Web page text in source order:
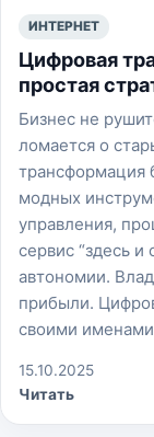
ИНТЕРНЕТ
Цифровая
простая
Бизнес не
ломается о
трансформация
модных
управления,
сервис “здесь
автономии.
прибыли.
своими
15.10.2025
Читать